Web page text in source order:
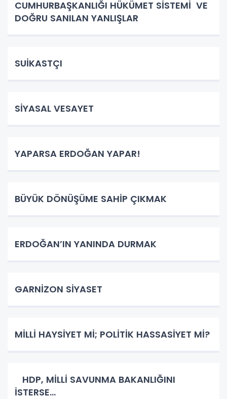
CUMHURBAŞKANLIĞI HÜKÜMET SİSTEMİ VE
DOĞRU SANILAN YANLIŞLAR
SUİKASTÇI
SİYASAL VESAYET
YAPARSA ERDOĞAN YAPAR!
BÜYÜK DÖNÜŞÜME SAHİP ÇIKMAK
ERDOĞAN’IN YANINDA DURMAK
GARNİZON SİYASET
MİLLİ HAYSİYET Mİ; POLİTİK HASSASİYET Mİ?
HDP, MİLLİ SAVUNMA BAKANLIĞINI
İSTERSE…